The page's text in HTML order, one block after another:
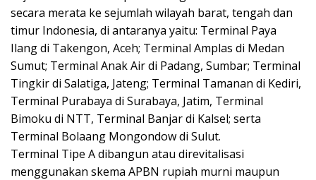
secara merata ke sejumlah wilayah barat, tengah dan
timur Indonesia, di antaranya yaitu: Terminal Paya
Ilang di Takengon, Aceh; Terminal Amplas di Medan
Sumut; Terminal Anak Air di Padang, Sumbar; Terminal
Tingkir di Salatiga, Jateng; Terminal Tamanan di Kediri,
Terminal Purabaya di Surabaya, Jatim, Terminal
Bimoku di NTT, Terminal Banjar di Kalsel; serta
Terminal Bolaang Mongondow di Sulut.
Terminal Tipe A dibangun atau direvitalisasi
menggunakan skema APBN rupiah murni maupun